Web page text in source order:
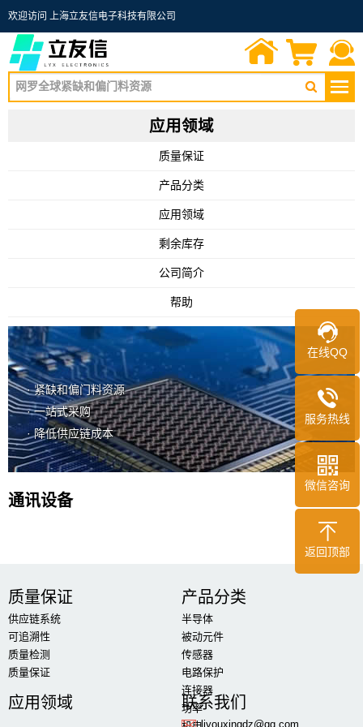
欢迎访问 上海立友信电子科技有限公司
首页
应用领域
质量保证
产品分类
应用领域
剩余库存
公司简介
帮助
· 紧缺和偏门料资源
· 一站式采购
· 降低供应链成本
通讯设备
质量保证
供应链系统
可追溯性
质量检测
质量保证
产品分类
半导体
被动元件
传感器
电路保护
连接器
功率
应用领域 联系我们
liyouxingdz@qq.com
在线QQ
服务热线
微信咨询
返回顶部